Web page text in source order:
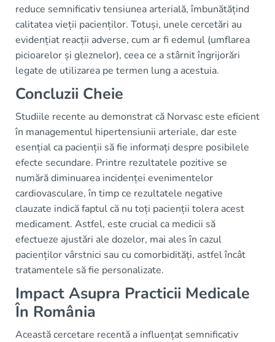
reduce semnificativ tensiunea arterială, îmbunătățind
calitatea vieții pacienților. Totuși, unele cercetări au
evidențiat reacții adverse, cum ar fi edemul (umflarea
picioarelor și gleznelor), ceea ce a stârnit îngrijorări
legate de utilizarea pe termen lung a acestuia.
Concluzii Cheie
Studiile recente au demonstrat că Norvasc este eficient
în managementul hipertensiunii arteriale, dar este
esențial ca pacienții să fie informați despre posibilele
efecte secundare. Printre rezultatele pozitive se
numără diminuarea incidenței evenimentelor
cardiovasculare, în timp ce rezultatele negative
clauzate indică faptul că nu toți pacienții tolera acest
medicament. Astfel, este crucial ca medicii să
efectueze ajustări ale dozelor, mai ales în cazul
pacienților vârstnici sau cu comorbidități, astfel încât
tratamentele să fie personalizate.
Impact Asupra Practicii Medicale
În România
Această cercetare recentă a influențat semnificativ